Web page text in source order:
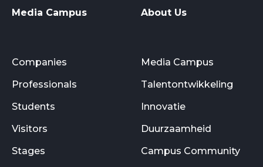
Media Campus
Companies
Professionals
Students
Visitors
Stages
About Us
Media Campus
Talentontwikkeling
Innovatie
Duurzaamheid
Campus Community